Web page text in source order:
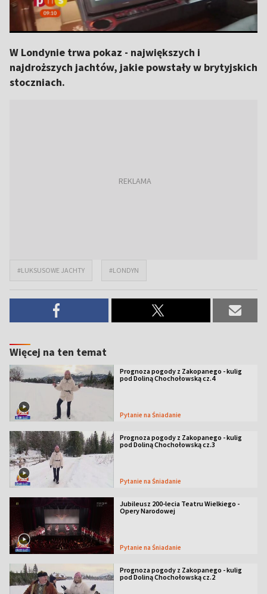
W Londynie trwa pokaz - największych i
najdroższych jachtów, jakie powstały w brytyjskich
stoczniach.
#LUKSUSOWE JACHTY #LONDYN
Więcej na ten temat
Prognoza pogody z Zakopanego - kulig
pod Doliną Chochołowską cz.4
Pytanie na Śniadanie
Prognoza pogody z Zakopanego - kulig
pod Doliną Chochołowską cz.3
Pytanie na Śniadanie
Jubileusz 200-lecia Teatru Wielkiego -
Opery Narodowej
Pytanie na Śniadanie
Prognoza pogody z Zakopanego - kulig
pod Doliną Chochołowską cz.2